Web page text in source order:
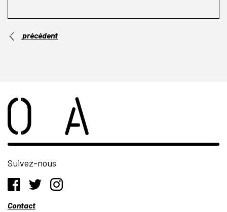
précédent
Suivez-nous
Contact